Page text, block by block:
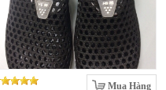
Mua Hàng